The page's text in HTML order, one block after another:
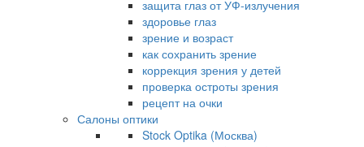
защита глаз от УФ-излучения
здоровье глаз
зрение и возраст
как сохранить зрение
коррекция зрения у детей
проверка остроты зрения
рецепт на очки
Салоны оптики
Stock Optika (Москва)